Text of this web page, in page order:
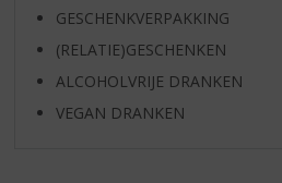
GESCHENKVERPAKKING
(RELATIE)GESCHENKEN
ALCOHOLVRIJE DRANKEN
VEGAN DRANKEN